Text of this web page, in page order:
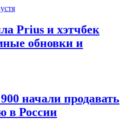
Prius и хэтчбек
обновки и
начали продавать
в России